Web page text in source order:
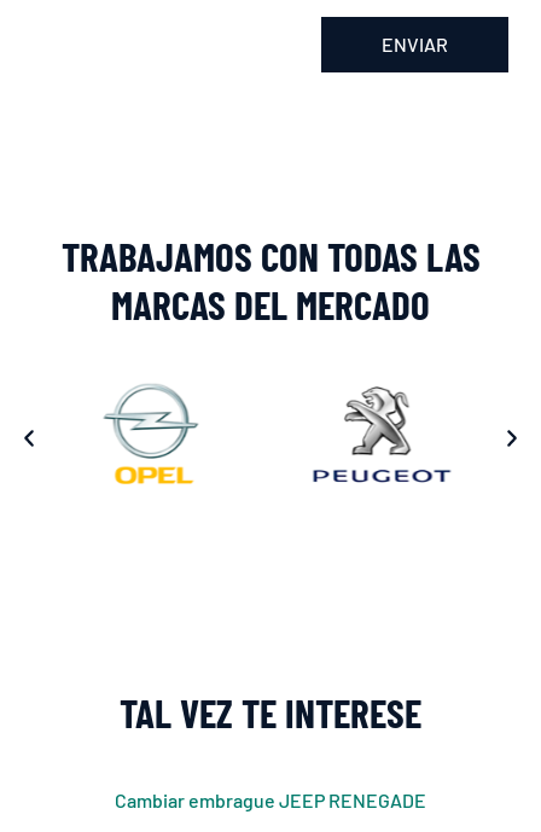
ENVIAR
TRABAJAMOS CON TODAS LAS
MARCAS DEL MERCADO
TAL VEZ TE INTERESE
Cambiar embrague JEEP RENEGADE